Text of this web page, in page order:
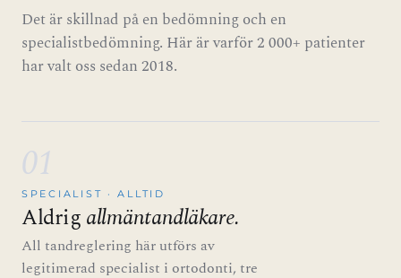
Det är skillnad på en bedömning och en
specialistbedömning. Här är varför 2 000+ patienter
har valt oss sedan 2018.
01
SPECIALIST · ALLTID
Aldrigallmäntandläkare.
All tandreglering här utförs av
legitimerad specialist i ortodonti, tre